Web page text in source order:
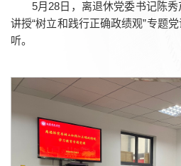
5月28日，离退休党委书记陈
讲授“树立和践行正确政绩观”专题
听。